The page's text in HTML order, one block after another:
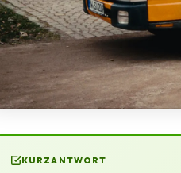
KURZANTWORT